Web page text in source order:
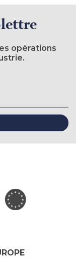
opérations